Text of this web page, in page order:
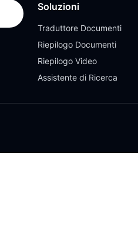
Soluzioni
Traduttore Documenti
Riepilogo Documenti
Riepilogo Video
Assistente di Ricerca